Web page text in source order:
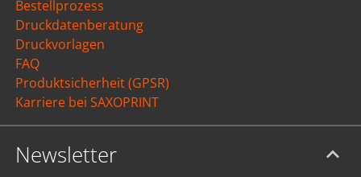
Bestellprozess
Druckdatenberatung
Druckvorlagen
FAQ
Produktsicherheit (GPSR)
Karriere bei SAXOPRINT
Newsletter